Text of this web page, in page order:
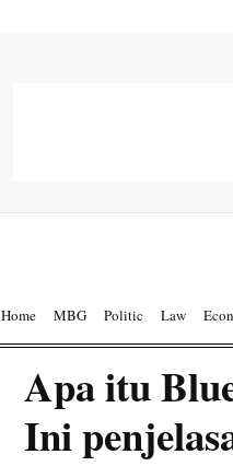
Home MBG Politic Law
Apa itu
Ini